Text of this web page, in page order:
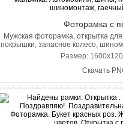
Фоторамка с
Мужская фоторамка, открытка
покрышки, запасное колесо,
Размер:
Скачать